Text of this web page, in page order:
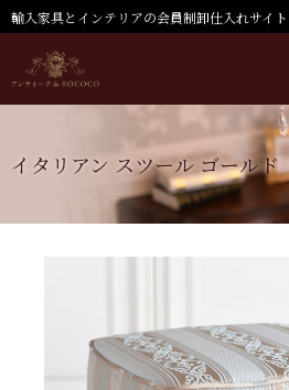
輸入家具とインテリアの会員制卸仕入れサイト
イタリアン スツール ゴールド